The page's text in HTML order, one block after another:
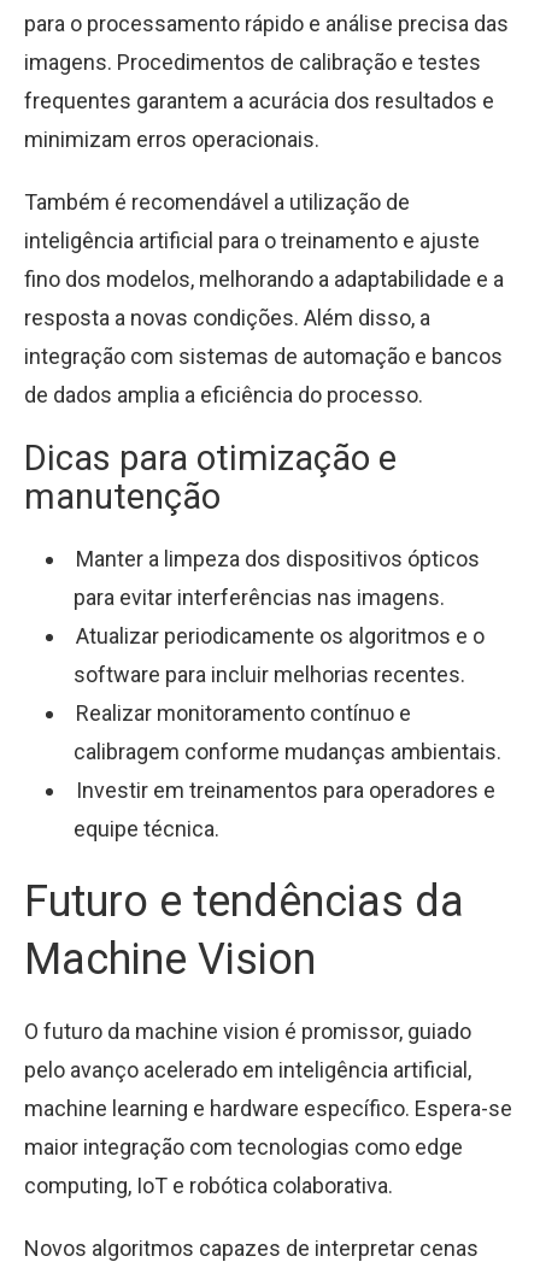
para o processamento rápido e análise precisa das
imagens. Procedimentos de calibração e testes
frequentes garantem a acurácia dos resultados e
minimizam erros operacionais.
Também é recomendável a utilização de
inteligência artificial para o treinamento e ajuste
fino dos modelos, melhorando a adaptabilidade e a
resposta a novas condições. Além disso, a
integração com sistemas de automação e bancos
de dados amplia a eficiência do processo.
Dicas para otimização e
manutenção
Manter a limpeza dos dispositivos ópticos
para evitar interferências nas imagens.
Atualizar periodicamente os algoritmos e o
software para incluir melhorias recentes.
Realizar monitoramento contínuo e
calibragem conforme mudanças ambientais.
Investir em treinamentos para operadores e
equipe técnica.
Futuro e tendências da
Machine Vision
O futuro da machine vision é promissor, guiado
pelo avanço acelerado em inteligência artificial,
machine learning e hardware específico. Espera-se
maior integração com tecnologias como edge
computing, IoT e robótica colaborativa.
Novos algoritmos capazes de interpretar cenas